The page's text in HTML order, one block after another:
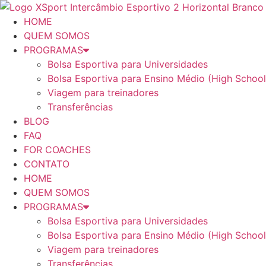
Ir
para
conteúdo
HOME
QUEM SOMOS
PROGRAMAS
Bolsa Esportiva para Universidades
Bolsa Esportiva para Ensino Médio (High
Viagem para treinadores
Transferências
BLOG
FAQ
FOR COACHES
CONTATO
HOME
QUEM SOMOS
PROGRAMAS
Bolsa Esportiva para Universidades
Bolsa Esportiva para Ensino Médio (High
Viagem para treinadores
Transferências